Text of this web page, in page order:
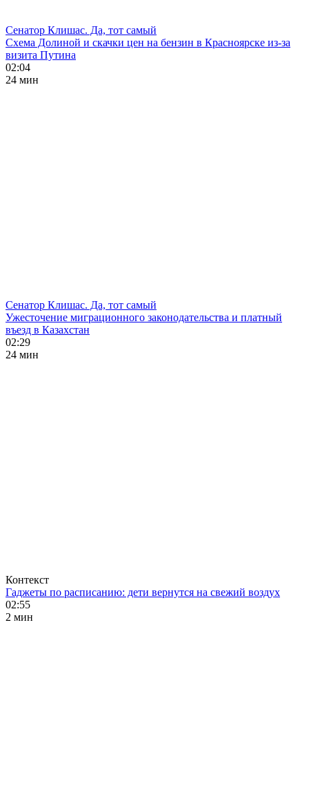
Сенатор Клишас. Да, тот самый
Схема Долиной и скачки цен на бензин в Красноярске из-за
визита Путина
02:04
24 мин
Сенатор Клишас. Да, тот самый
Ужесточение миграционного законодательства и платный
въезд в Казахстан
02:29
24 мин
Контекст
Гаджеты по расписанию: дети вернутся на свежий воздух
02:55
2 мин